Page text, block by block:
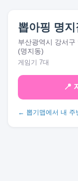
뽑아핑 명지
부산광역시 강서
(명지동)
게임기 7대
📍
← 뽑기맵에서 내 주